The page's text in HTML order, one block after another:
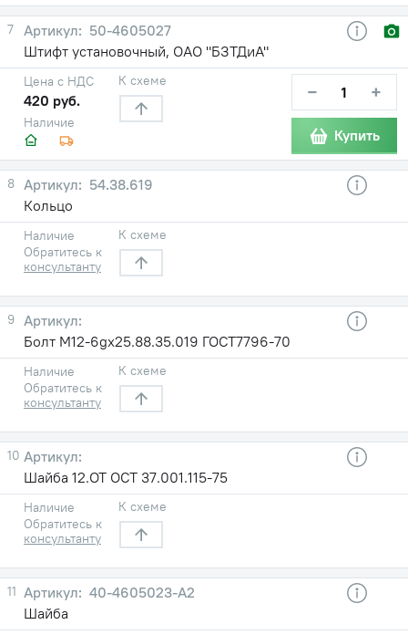
7
50-4605027
Штифт установочный, ОАО "БЗТДиА"
Наличие
Цена с НДС
420 руб.
К схеме − +
Купить
8
54.38.619
Кольцо
Наличие
Обратитесь к
консультанту
К схеме
9
Болт М12-6gх25.88.35.019 ГОСТ7796-70
Наличие
Обратитесь к
консультанту
К схеме
10
Шайба 12.ОТ ОСТ 37.001.115-75
Наличие
Обратитесь к
консультанту
К схеме
11
40-4605023-А2
Шайба